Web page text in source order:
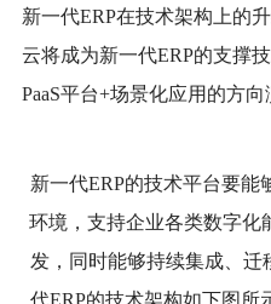
新一代ERP在技术架构上的
云将成为新一代ERP的支撑
PaaS平台+场景化应用的方向
新一代ERP的技术平台要能
环境，支持企业各类数字化
发，同时能够持续集成、迁
代ERP的技术架构如下图所